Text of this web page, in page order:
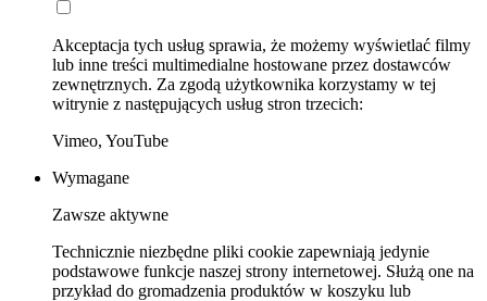
Akceptacja tych usług sprawia, że możemy wyświetlać filmy
lub inne treści multimedialne hostowane przez dostawców
zewnętrznych. Za zgodą użytkownika korzystamy w tej
witrynie z następujących usług stron trzecich:
Vimeo, YouTube
Wymagane
Zawsze aktywne
Technicznie niezbędne pliki cookie zapewniają jedynie
podstawowe funkcje naszej strony internetowej. Służą one na
przykład do gromadzenia produktów w koszyku lub